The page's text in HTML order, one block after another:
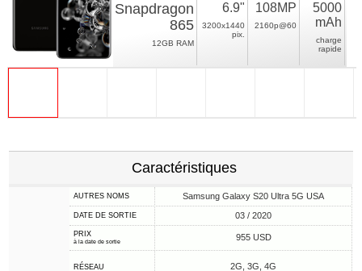
Snapdragon
865
12GB RAM
6.9"
3200x1440
pix.
108MP
2160p@60
5000
mAh
charge
rapide
Caractéristiques
AUTRES NOMS Samsung Galaxy S20 Ultra 5G USA
DATE DE SORTIE 03 / 2020
PRIX
à la date de sortie 955 USD
RÉSEAU 2G, 3G, 4G